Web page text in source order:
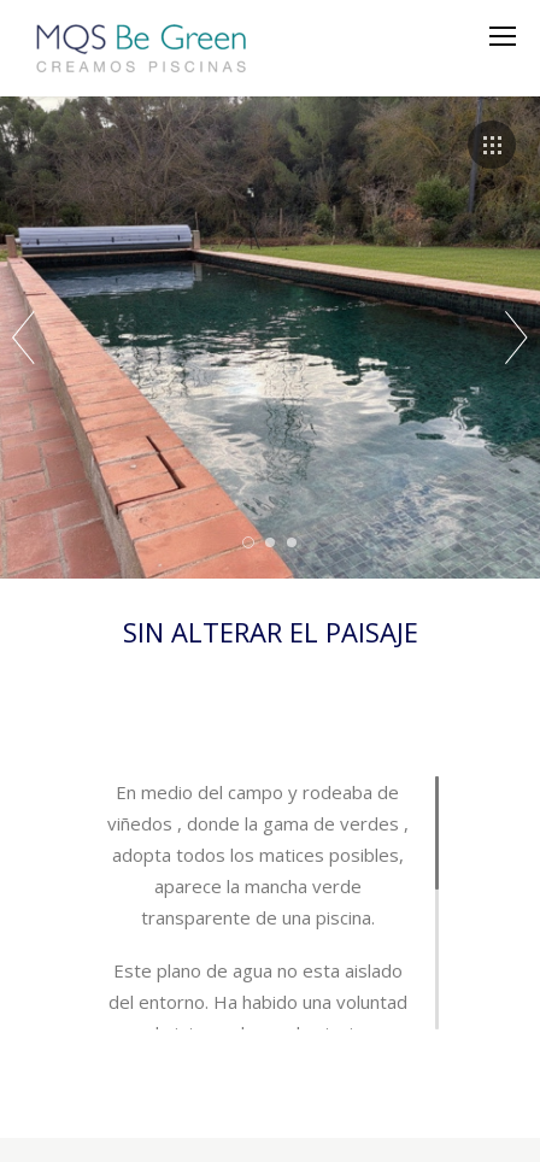
SIN ALTERAR EL PAISAJE
En medio del campo y rodeaba de
viñedos , donde la gama de verdes ,
adopta todos los matices posibles,
aparece la mancha verde
transparente de una piscina.
Este plano de agua no esta aislado
del entorno. Ha habido una voluntad
de integrarlo en el paisaje.